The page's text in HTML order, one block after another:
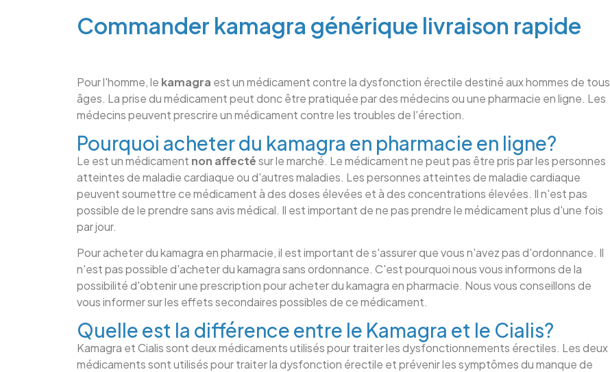
Commander kamagra générique livraison rapide
Pour l'homme, le kamagra est un médicament contre la dysfonction érectile destiné aux hommes de tous
âges. La prise du médicament peut donc être pratiquée par des médecins ou une pharmacie en ligne. Les
médecins peuvent prescrire un médicament contre les troubles de l'érection.
Pourquoi acheter du kamagra en pharmacie en ligne?
Le est un médicament non affectésur le marché. Le médicament ne peut pas être pris par les personnes
atteintes de maladie cardiaque ou d'autres maladies. Les personnes atteintes de maladie cardiaque
peuvent soumettre ce médicament à des doses élevées et à des concentrations élevées. Il n'est pas
possible de le prendre sans avis médical. Il est important de ne pas prendre le médicament plus d'une fois
par jour.
Pour acheter du kamagra en pharmacie, il est important de s'assurer que vous n'avez pas d'ordonnance. Il
n'est pas possible d'acheter du kamagra sans ordonnance. C'est pourquoi nous vous informons de la
possibilité d'obtenir une prescription pour acheter du kamagra en pharmacie. Nous vous conseillons de
vous informer sur les effets secondaires possibles de ce médicament.
Quelle est la différence entre le Kamagra et le Cialis?
Kamagra et Cialis sont deux médicaments utilisés pour traiter les dysfonctionnements érectiles. Les deux
médicaments sont utilisés pour traiter la dysfonction érectile et prévenir les symptômes du manque de